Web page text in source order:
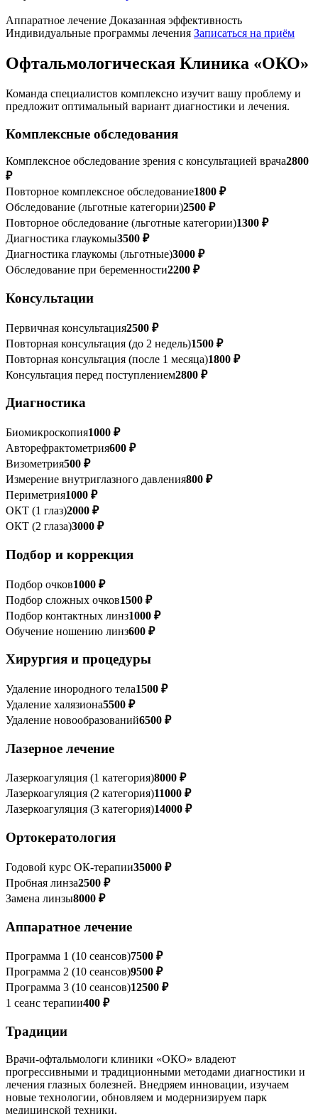
Аппаратное лечение Доказанная эффективность
Индивидуальные программы лечения Записаться на приём
Офтальмологическая Клиника «ОКО»
Команда специалистов комплексно изучит вашу проблему и
предложит оптимальный вариант диагностики и лечения.
Комплексные обследования
Комплексное обследование зрения с консультацией врача2800
₽
Повторное комплексное обследование1800 ₽
Обследование (льготные категории)2500 ₽
Повторное обследование (льготные категории)1300 ₽
Диагностика глаукомы3500 ₽
Диагностика глаукомы (льготные)3000 ₽
Обследование при беременности2200 ₽
Консультации
Первичная консультация2500 ₽
Повторная консультация (до 2 недель)1500 ₽
Повторная консультация (после 1 месяца)1800 ₽
Консультация перед поступлением2800 ₽
Диагностика
Биомикроскопия1000 ₽
Авторефрактометрия600 ₽
Визометрия500 ₽
Измерение внутриглазного давления800 ₽
Периметрия1000 ₽
ОКТ (1 глаз)2000 ₽
ОКТ (2 глаза)3000 ₽
Подбор и коррекция
Подбор очков1000 ₽
Подбор сложных очков1500 ₽
Подбор контактных линз1000 ₽
Обучение ношению линз600 ₽
Хирургия и процедуры
Удаление инородного тела1500 ₽
Удаление халязиона5500 ₽
Удаление новообразований6500 ₽
Лазерное лечение
Лазеркоагуляция (1 категория)8000 ₽
Лазеркоагуляция (2 категория)11000 ₽
Лазеркоагуляция (3 категория)14000 ₽
Ортокератология
Годовой курс ОК-терапии35000 ₽
Пробная линза2500 ₽
Замена линзы8000 ₽
Аппаратное лечение
Программа 1 (10 сеансов)7500 ₽
Программа 2 (10 сеансов)9500 ₽
Программа 3 (10 сеансов)12500 ₽
1 сеанс терапии400 ₽
Традиции
Врачи-офтальмологи клиники «ОКО» владеют
прогрессивными и традиционными методами диагностики и
лечения глазных болезней. Внедряем инновации, изучаем
новые технологии, обновляем и модернизируем парк
медицинской техники.